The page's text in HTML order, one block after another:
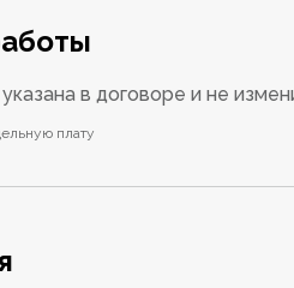
в договоре и не
плату